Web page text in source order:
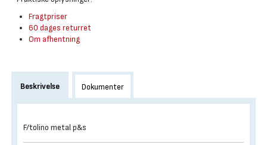
Fragtpriser
60 dages returret
Om afhentning
Beskrivelse Dokumenter
F/tolino metal p&s